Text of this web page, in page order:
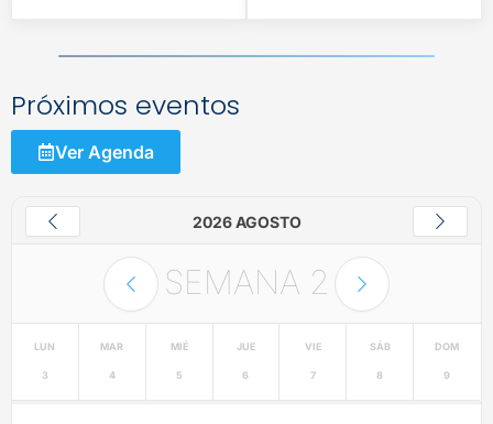
Próximos eventos
Ver Agenda
2026 AGOSTO
SEMANA 2
LUN
3
MAR
4
MIÉ
5
JUE
6
VIE
7
SÁB
8
DOM
9